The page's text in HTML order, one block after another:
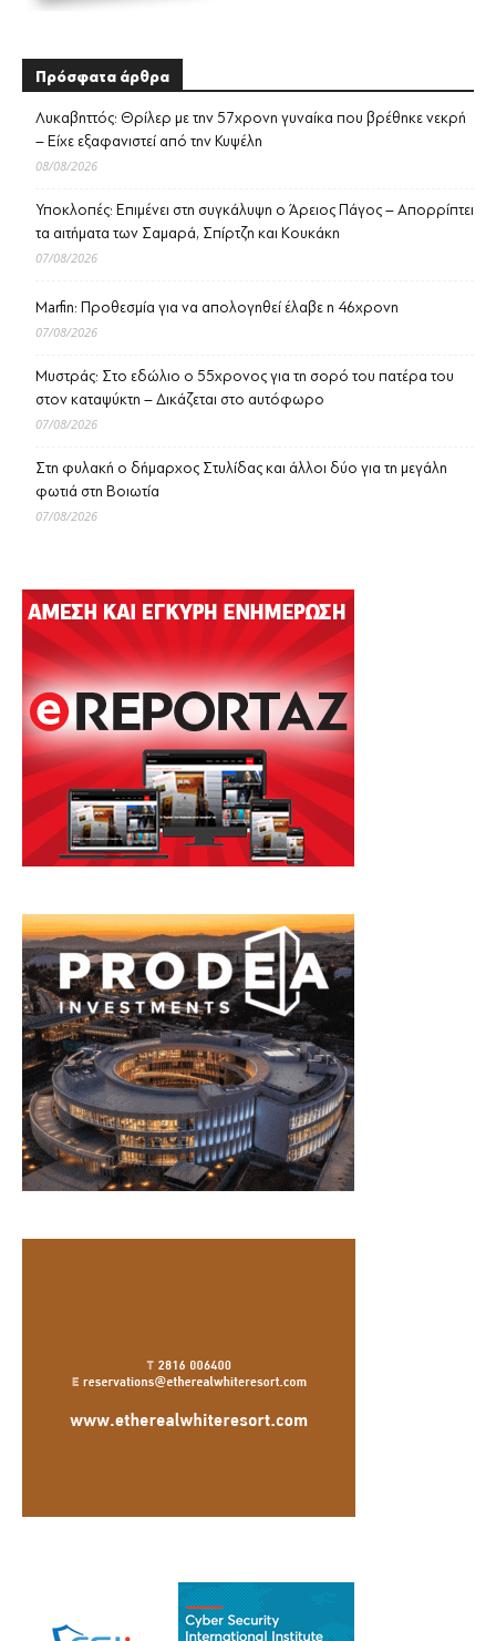
Πρόσφατα άρθρα
Λυκαβηττός: Θρίλερ με την 57χρονη γυναίκα που βρέθηκε νεκρή
– Είχε εξαφανιστεί από την Κυψέλη
08/08/2026
Υποκλοπές: Επιμένει στη συγκάλυψη ο Άρειος Πάγος – Απορρίπτει
τα αιτήματα των Σαμαρά, Σπίρτζη και Κουκάκη
07/08/2026
Marfin: Προθεσμία για να απολογηθεί έλαβε η 46χρονη
07/08/2026
Μυστράς: Στο εδώλιο ο 55χρονος για τη σορό του πατέρα του
στον καταψύκτη – Δικάζεται στο αυτόφωρο
07/08/2026
Στη φυλακή ο δήμαρχος Στυλίδας και άλλοι δύο για τη μεγάλη
φωτιά στη Βοιωτία
07/08/2026